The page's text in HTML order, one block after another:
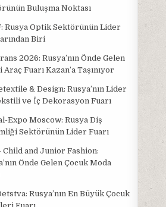
Buluşma Noktası
Rusya Optik Sektörünün Lider
Biri
2026: Rusya’nın Önde Gelen
Fuarı Kazan’a Taşınıyor
& Design: Rusya’nın Lider
ve İç Dekorasyon Fuarı
Expo Moscow: Rusya Diş
Sektörünün Lider Fuarı
Child and Junior Fashion:
Önde Gelen Çocuk Moda
Rusya’nın En Büyük Çocuk
Fuarı